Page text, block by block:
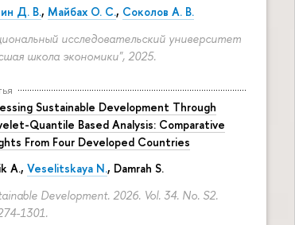
Д. В., Майбах О. С., Соколов А. В.
исследовательский университет
школа экономики", 2025.
Sustainable Development Through
Quantile Based Analysis: Comparative
From Four Developed Countries
A., Veselitskaya N., Damrah S.
Development. 2026. Vol. 34. No. S2.
1301.